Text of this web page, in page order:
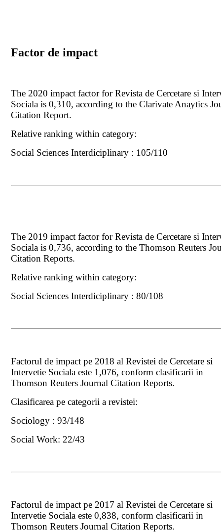
Factor de impact
The 2020 impact factor for Revista de Cercetare si
Sociala is 0,310, according to the Clarivate Anaytics
Citation Report.
Relative ranking within category:
Social Sciences Interdiciplinary : 105/110
The 2019 impact factor for Revista de Cercetare si
Sociala is 0,736, according to the Thomson Reuters
Citation Reports.
Relative ranking within category:
Social Sciences Interdiciplinary : 80/108
Factorul de impact pe 2018 al Revistei de Cercetare si
Intervetie Sociala este 1,076, conform clasificarii in
Thomson Reuters Journal Citation Reports.
Clasificarea pe categorii a revistei:
Sociology : 93/148
Social Work: 22/43
Factorul de impact pe 2017 al Revistei de Cercetare si
Intervetie Sociala este 0,838, conform clasificarii in
Thomson Reuters Journal Citation Reports.